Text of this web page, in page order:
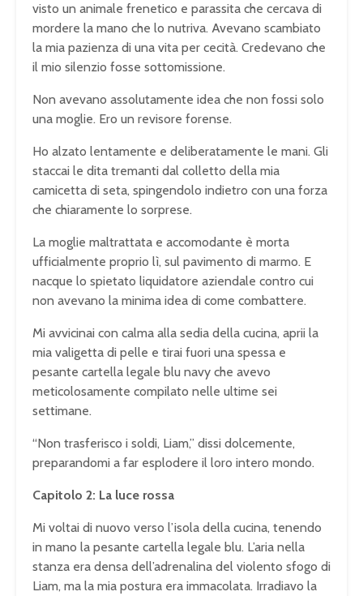
visto un animale frenetico e parassita che cercava di
mordere la mano che lo nutriva. Avevano scambiato
la mia pazienza di una vita per cecità. Credevano che
il mio silenzio fosse sottomissione.
Non avevano assolutamente idea che non fossi solo
una moglie. Ero un revisore forense.
Ho alzato lentamente e deliberatamente le mani. Gli
staccai le dita tremanti dal colletto della mia
camicetta di seta, spingendolo indietro con una forza
che chiaramente lo sorprese.
La moglie maltrattata e accomodante è morta
ufficialmente proprio lì, sul pavimento di marmo. E
nacque lo spietato liquidatore aziendale contro cui
non avevano la minima idea di come combattere.
Mi avvicinai con calma alla sedia della cucina, aprii la
mia valigetta di pelle e tirai fuori una spessa e
pesante cartella legale blu navy che avevo
meticolosamente compilato nelle ultime sei
settimane.
“Non trasferisco i soldi, Liam,” dissi dolcemente,
preparandomi a far esplodere il loro intero mondo.
Capitolo 2: La luce rossa
Mi voltai di nuovo verso l’isola della cucina, tenendo
in mano la pesante cartella legale blu. L’aria nella
stanza era densa dell’adrenalina del violento sfogo di
Liam, ma la mia postura era immacolata. Irradiavo la